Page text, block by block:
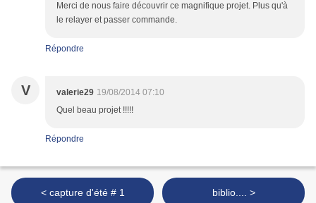
Merci de nous faire découvrir ce magnifique projet. Plus qu'à
le relayer et passer commande.
Répondre
V valerie29 19/08/2014 07:10
Quel beau projet !!!!!
Répondre
< capture d'été # 1 biblio.... >